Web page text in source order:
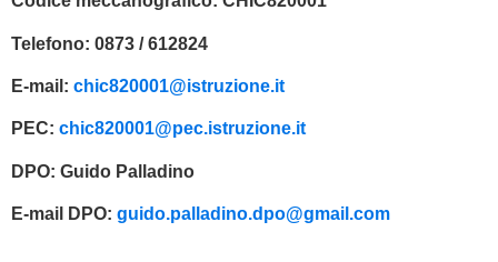
Telefono: 0873 / 612824
E-mail: chic820001@istruzione.it
PEC: chic820001@pec.istruzione.it
DPO: Guido Palladino
E-mail DPO: guido.palladino.dpo@gmail.com